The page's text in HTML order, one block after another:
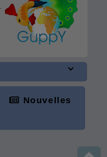

Nouvelles